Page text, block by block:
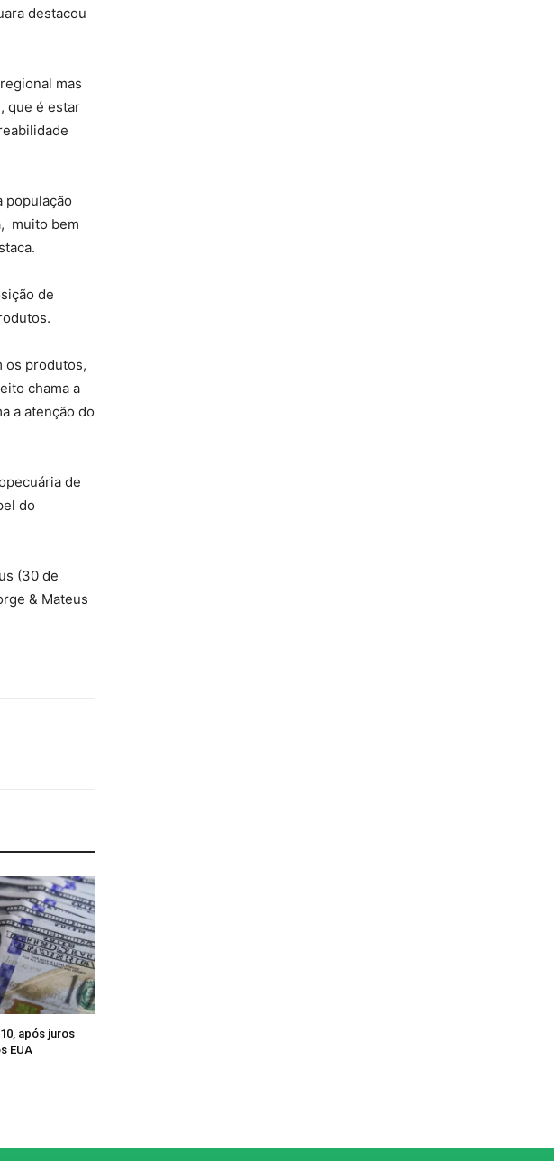
destacou
mas
que é estar
população
muito bem
de
os produtos,
chama a
a atenção do
de
do
(30 de
& Mateus
após juros
EUA